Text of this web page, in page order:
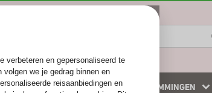
WINTERZON BESTEMMINGEN